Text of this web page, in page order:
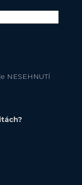
NESEHNUTÍ